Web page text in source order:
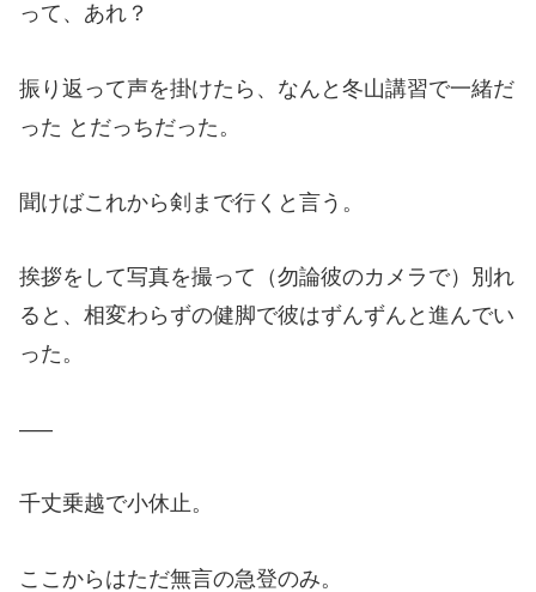
って、あれ？
振り返って声を掛けたら、なんと冬山講習で一緒だ
った とだっちだった。
聞けばこれから剣まで行くと言う。
挨拶をして写真を撮って（勿論彼のカメラで）別れ
ると、相変わらずの健脚で彼はずんずんと進んでい
った。
—–
千丈乗越で小休止。
ここからはただ無言の急登のみ。